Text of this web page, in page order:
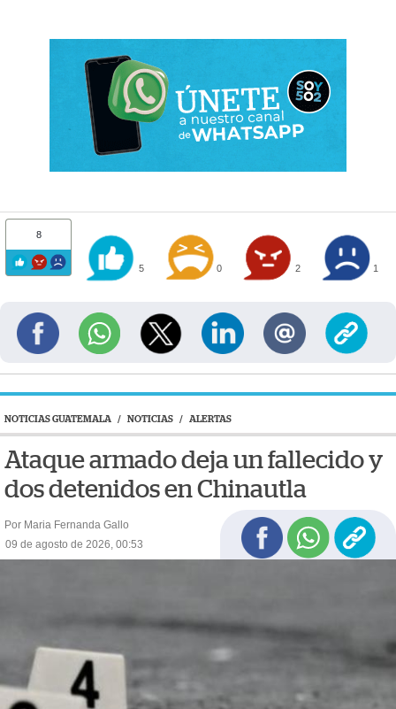
8
5 0 2 1
NOTICIAS GUATEMALA / NOTICIAS / ALERTAS
Ataque armado deja un fallecido y
dos detenidos en Chinautla
Por Maria Fernanda Gallo
09 de agosto de 2026, 00:53